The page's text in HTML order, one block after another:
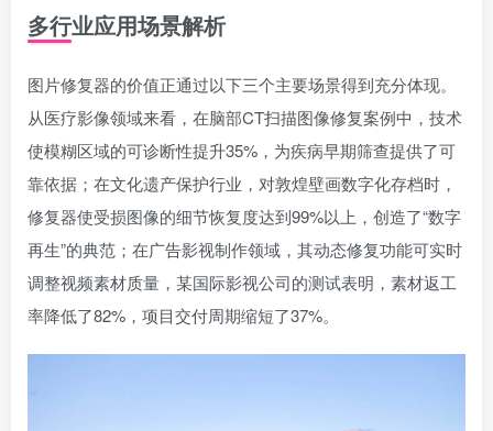
多行业应用场景解析
图片修复器的价值正通过以下三个主要场景得到充分体现。
从医疗影像领域来看，在脑部CT扫描图像修复案例中，技术
使模糊区域的可诊断性提升35%，为疾病早期筛查提供了可
靠依据；在文化遗产保护行业，对敦煌壁画数字化存档时，
修复器使受损图像的细节恢复度达到99%以上，创造了“数字
再生”的典范；在广告影视制作领域，其动态修复功能可实时
调整视频素材质量，某国际影视公司的测试表明，素材返工
率降低了82%，项目交付周期缩短了37%。